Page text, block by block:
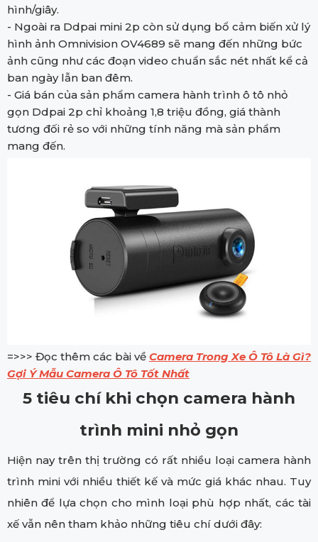
hình/giây.
- Ngoài ra Ddpai mini 2p còn sử dụng bổ cảm biến xử lý
hình ảnh Omnivision OV4689 sẽ mang đến những bức
ảnh cũng như các đoạn video chuẩn sắc nét nhất kể cả
ban ngày lẫn ban đêm.
- Giá bán của sản phẩm camera hành trình ô tô nhỏ
gọn Ddpai 2p chỉ khoảng 1,8 triệu đồng, giá thành
tương đối rẻ so với những tính năng mà sản phẩm
mang đến.
=>>> Đọc thêm các bài về Camera Trong Xe Ô Tô Là Gì?
Gợi Ý Mẫu Camera Ô Tô Tốt Nhất
5 tiêu chí khi chọn camera hành
trình mini nhỏ gọn
Hiện nay trên thị trường có rất nhiều loại camera hành
trình mini với nhiều thiết kế và mức giá khác nhau. Tuy
nhiên để lựa chọn cho mình loại phù hợp nhất, các tài
xế vẫn nên tham khảo những tiêu chí dưới đây: